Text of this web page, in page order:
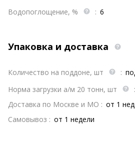
Водопоглощение, %
: 6
Упаковка и доставка
Количество на поддоне, шт :
Норма загрузки а/м 20 тонн, шт
:
Доставка по Москве и МО : от 1
Самовывоз : от 1 недели